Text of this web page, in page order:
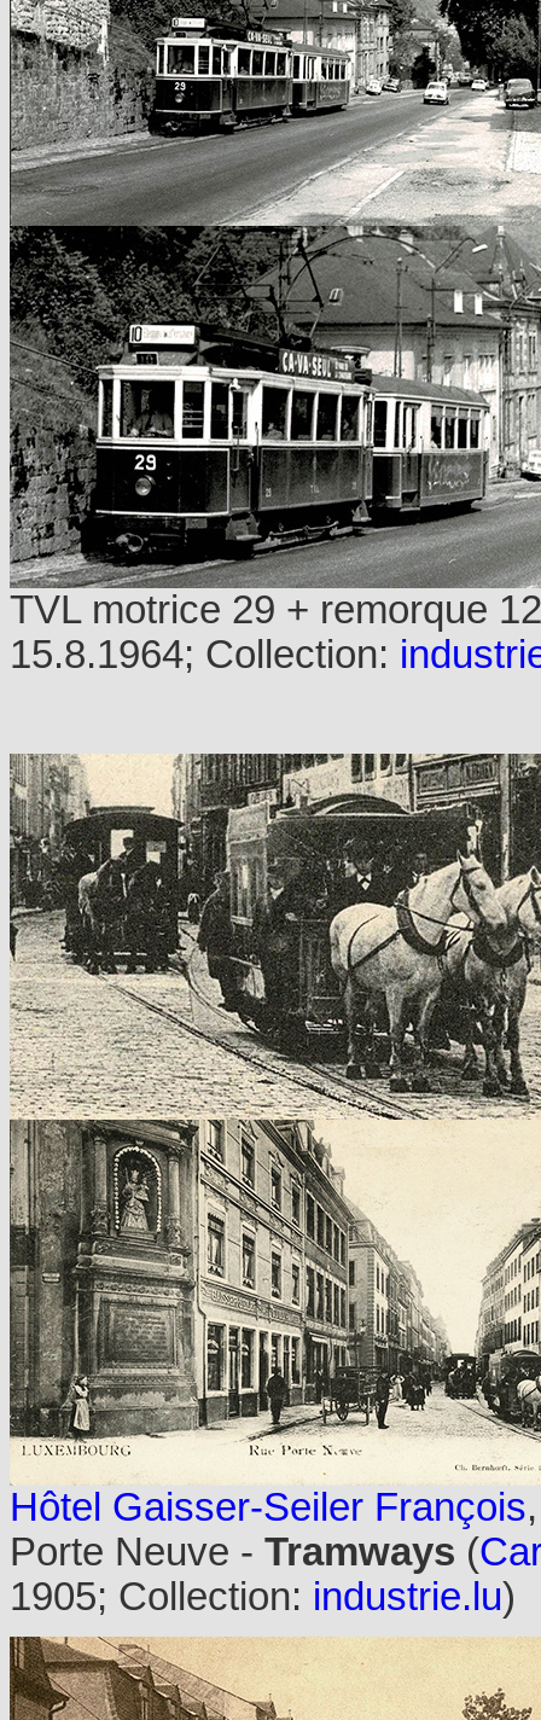
TVL motrice 29 + remorque
15.8.1964; Collection:
Hôtel Gaisser-Seiler François
Porte Neuve - Tramways (
1905; Collection: industrie.lu)